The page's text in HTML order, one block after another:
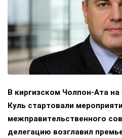
В киргизском Чолпон-Ата
Куль стартовали
межправительственного
делегацию возглавил